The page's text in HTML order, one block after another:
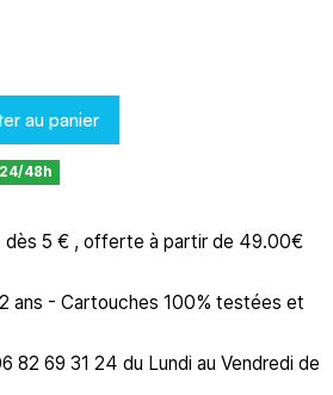
au panier
48h
dès 5 € , offerte à partir de 49.00€
ans - Cartouches 100% testées et
82 69 31 24 du Lundi au Vendredi de